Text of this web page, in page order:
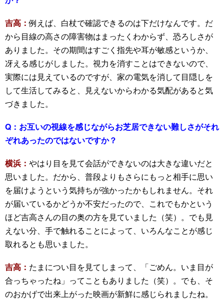
吉高：例えば、白杖で確認できるのは下だけなんです。だ
から目線の高さの障害物はまったくわからず、恐ろしさが
ありました。その期間はすごく指先や耳が敏感というか、
冴える感じがしました。視力を消すことはできないので、
実際には見えているのですが、家の電気を消して目隠しを
して生活してみると、見えないからわかる気配があると気
づきました。
Q： お互いの視線を感じながらお芝居できない難しさがそれ
ぞれあったのではないですか？
横浜： やはり目を見て会話ができないのは大きな違いだと
思いました。だから、普段よりもさらにもっと相手に思い
を届けようという気持ちが強かったかもしれません。それ
が届いているかどうか不安だったので、これでもかという
ほど吉高さんの目の奥の方を見ていました（笑）。でも見
えない分、手で触れることによって、いろんなことが感じ
取れるとも思いました。
吉高： たまについ目を見てしまって、「ごめん。いま目が
合っちゃったね」ってこともありました（笑）。でも、そ
のおかげで出来上がった映画が新鮮に感じられましたね。